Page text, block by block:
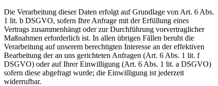
Die Verarbeitung dieser Daten erfolgt auf Grundlage von Art. 6 Abs.
1 lit. b DSGVO, sofern Ihre Anfrage mit der Erfüllung eines
Vertrags zusammenhängt oder zur Durchführung vorvertraglicher
Maßnahmen erforderlich ist. In allen übrigen Fällen beruht die
Verarbeitung auf unserem berechtigten Interesse an der effektiven
Bearbeitung der an uns gerichteten Anfragen (Art. 6 Abs. 1 lit. f
DSGVO) oder auf Ihrer Einwilligung (Art. 6 Abs. 1 lit. a DSGVO)
sofern diese abgefragt wurde; die Einwilligung ist jederzeit
widerrufbar.